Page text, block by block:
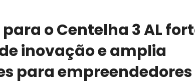
o Centelha 3 AL
inovação e amplia
para empreendedores